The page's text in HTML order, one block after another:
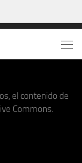
el contenido de
Commons.